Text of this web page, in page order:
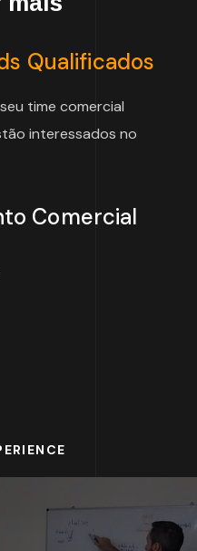
Qualificados
time comercial
interessados no
Comercial